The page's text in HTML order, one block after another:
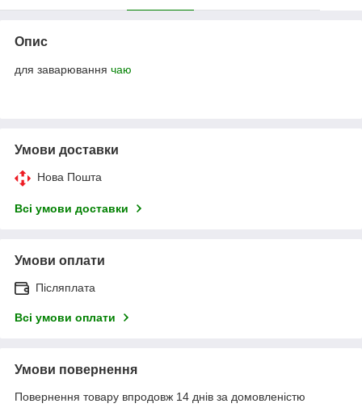
Опис
для заварювання чаю
Умови доставки
Нова Пошта
Всі умови доставки
Умови оплати
Післяплата
Всі умови оплати
Умови повернення
Повернення товару впродовж 14 днів за домовленістю